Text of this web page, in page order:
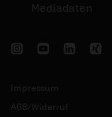
Mediadaten
Impressum
AGB/Widerruf